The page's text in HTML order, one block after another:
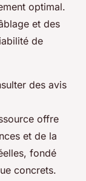
optimal.
et des
de
des avis
offre
et de la
fondé
concrets.